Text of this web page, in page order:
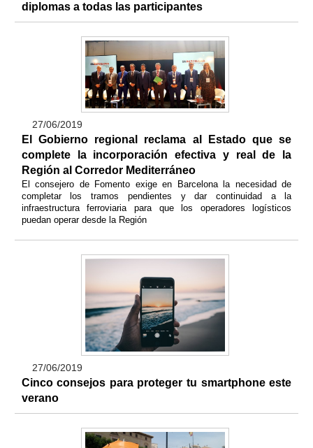
diplomas a todas las participantes
27/06/2019
El Gobierno regional reclama al Estado que se
complete la incorporación efectiva y real de la
Región al Corredor Mediterráneo
El consejero de Fomento exige en Barcelona la necesidad de
completar los tramos pendientes y dar continuidad a la
infraestructura ferroviaria para que los operadores logísticos
puedan operar desde la Región
27/06/2019
Cinco consejos para proteger tu smartphone este
verano